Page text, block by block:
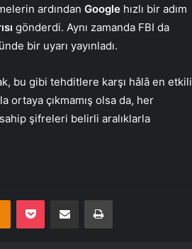
ardından Google hızlı bir adım
gönderdi. Aynı zamanda FBI da
bir uyarı yayınladı.
bu gibi tehditlere karşı hâlâ en etkili
ortaya çıkmamış olsa da, her
şifreleri belirli aralıklarla
Odnoklassniki
Pocket E-Posta ile paylaş Yazdır